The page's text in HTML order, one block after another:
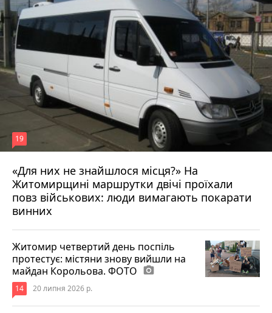
«Для них не знайшлося місця?» На
Житомирщині маршрутки двічі проїхали
повз військових: люди вимагають покарати
винних
19
17 липня 2026 р.
Житомир четвертий день поспіль
протестує: містяни знову вийшли на
майдан Корольова. ФОТО photo_camera
14 20 липня 2026 р.